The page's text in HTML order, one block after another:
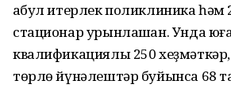
ҡабул итерлек поликлиника һәм
стационар урынлашҡан. Унда
квалификациялы 250
төрлө йүнәлештәр буйынса 68